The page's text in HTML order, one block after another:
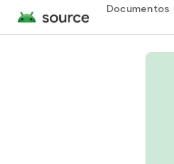
Documentos